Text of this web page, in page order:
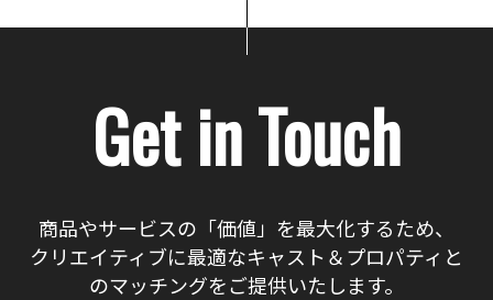
Get in Touch
商品やサービスの「価値」を最大化するため、
クリエイティブに最適なキャスト＆プロパティと
のマッチングをご提供いたします。